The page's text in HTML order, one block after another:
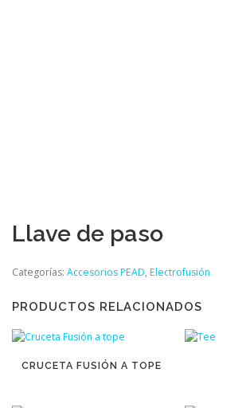
Llave de paso
Categorías: Accesorios PEAD, Electrofusión
PRODUCTOS RELACIONADOS
CRUCETA FUSIÓN A TOPE